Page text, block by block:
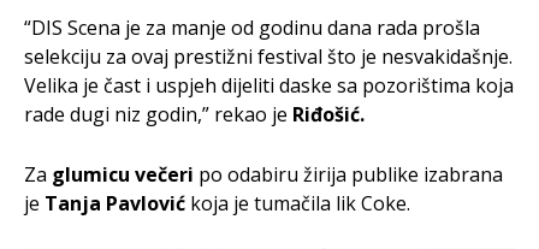
“DIS Scena je za manje od godinu dana rada prošla
selekciju za ovaj prestižni festival što je nesvakidašnje.
Velika je čast i uspjeh dijeliti daske sa pozorištima koja
rade dugi niz godin,” rekao je Riđošić.
Za glumicu večeri po odabiru žirija publike izabrana
je Tanja Pavlović koja je tumačila lik Coke.